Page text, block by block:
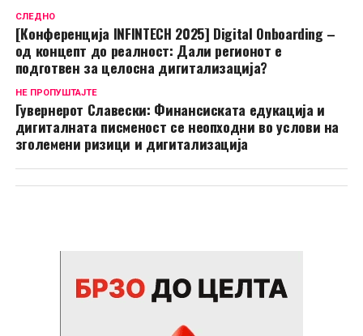
СЛЕДНО
[Конференција INFINTECH 2025] Digital Onboarding –
од концепт до реалност: Дали регионот е
подготвен за целосна дигитализација?
НЕ ПРОПУШТАЈТЕ
Гувернерот Славески: Финансиската едукација и
дигиталната писменост се неопходни во услови на
зголемени ризици и дигитализација